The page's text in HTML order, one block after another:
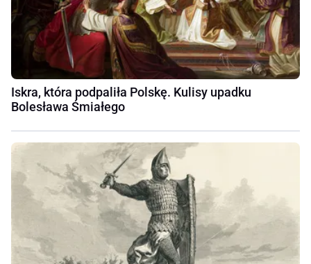
Iskra, która podpaliła Polskę. Kulisy upadku
Bolesława Śmiałego